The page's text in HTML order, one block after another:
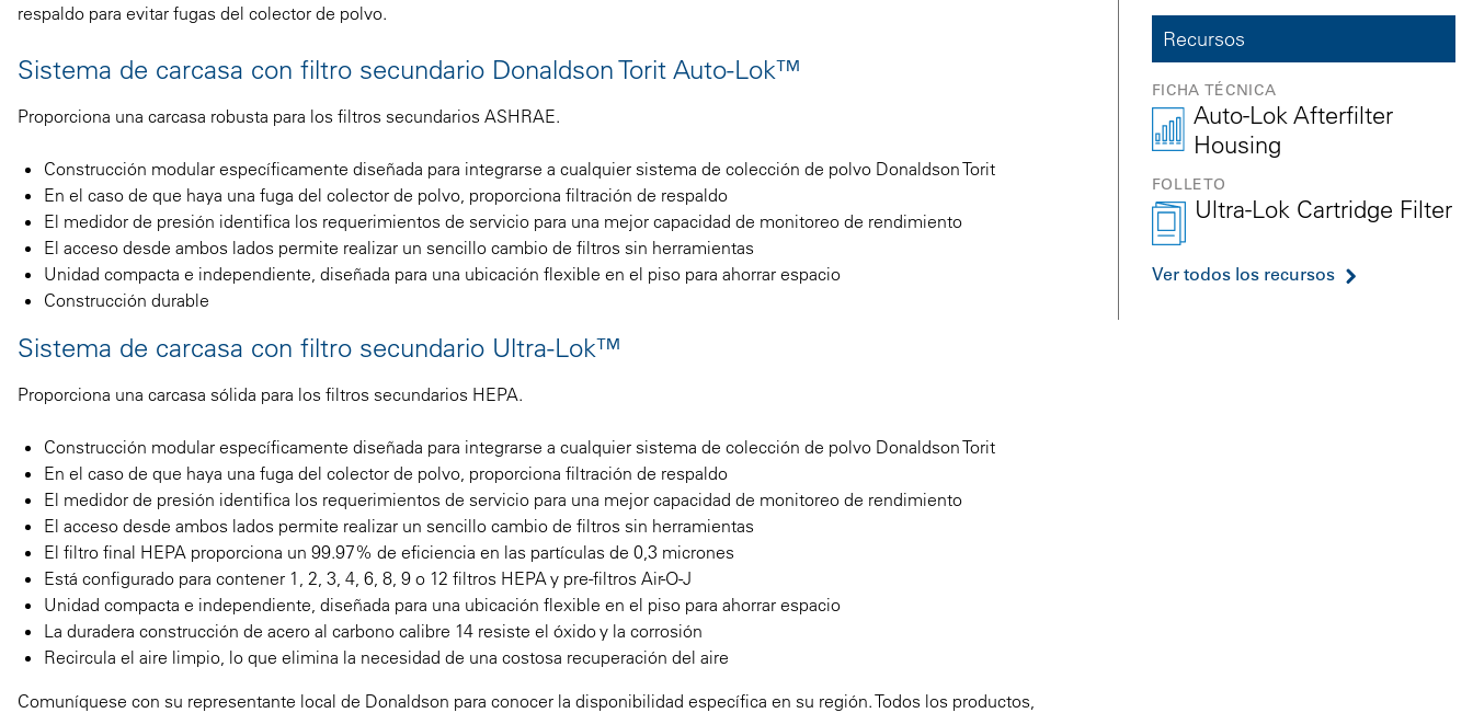
respaldo para evitar fugas del colector de polvo.
Sistema de carcasa con filtro secundario Donaldson Torit Auto-Lok™
Proporciona una carcasa robusta para los filtros secundarios ASHRAE.
Construcción modular específicamente diseñada para integrarse a cualquier sistema de colección de polvo Donaldson Torit
En el caso de que haya una fuga del colector de polvo, proporciona filtración de respaldo
El medidor de presión identifica los requerimientos de servicio para una mejor capacidad de monitoreo de rendimiento
El acceso desde ambos lados permite realizar un sencillo cambio de filtros sin herramientas
Unidad compacta e independiente, diseñada para una ubicación flexible en el piso para ahorrar espacio
Construcción durable
Sistema de carcasa con filtro secundario Ultra-Lok™
Proporciona una carcasa sólida para los filtros secundarios HEPA.
Construcción modular específicamente diseñada para integrarse a cualquier sistema de colección de polvo Donaldson Torit
En el caso de que haya una fuga del colector de polvo, proporciona filtración de respaldo
El medidor de presión identifica los requerimientos de servicio para una mejor capacidad de monitoreo de rendimiento
El acceso desde ambos lados permite realizar un sencillo cambio de filtros sin herramientas
El filtro final HEPA proporciona un 99.97% de eficiencia en las partículas de 0,3 micrones
Está configurado para contener 1, 2, 3, 4, 6, 8, 9 o 12 filtros HEPA y pre-filtros Air-O-J
Unidad compacta e independiente, diseñada para una ubicación flexible en el piso para ahorrar espacio
La duradera construcción de acero al carbono calibre 14 resiste el óxido y la corrosión
Recircula el aire limpio, lo que elimina la necesidad de una costosa recuperación del aire
Comuníquese con su representante local de Donaldson para conocer la disponibilidad específica en su región. Todos los productos,
Recursos
FICHA TÉCNICA
Auto-Lok Afterfilter
Housing
FOLLETO
Ultra-Lok Cartridge Filter
Ver todos los recursos